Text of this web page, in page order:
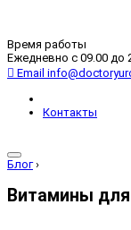
Время работы
Ежедневно с 09.00 до
Email
Контакты
Блог ›
Витамины